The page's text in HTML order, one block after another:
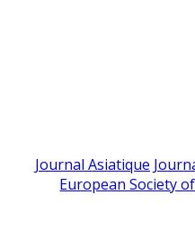
Journal Asiatique
European Society